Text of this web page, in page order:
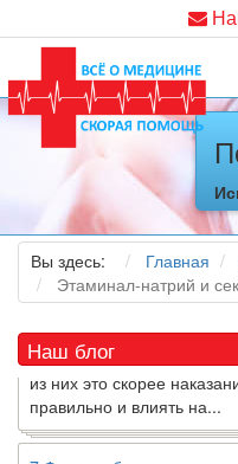
Вы здесь: Главная
Этаминал-натрий и
Наш блог
Как я заболел во время
Это странная ситуация:
предосторожности
но, тем не менее, вы
можете задаться...
5 причин обратить
приходят в нашу
из них это скорее
правильно и влиять на...